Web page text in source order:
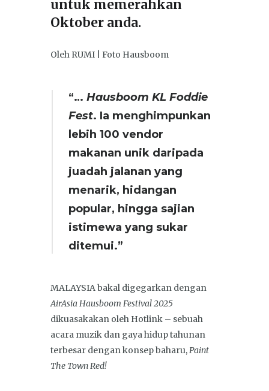
untuk memerahkan
Oktober anda.
Oleh RUMI | Foto Hausboom
“… Hausboom KL Foddie
Fest. Ia menghimpunkan
lebih 100 vendor
makanan unik daripada
juadah jalanan yang
menarik, hidangan
popular, hingga sajian
istimewa yang sukar
ditemui.”
MALAYSIA bakal digegarkan dengan
AirAsia Hausboom Festival 2025
dikuasakakan oleh Hotlink – sebuah
acara muzik dan gaya hidup tahunan
terbesar dengan konsep baharu,Paint
The Town Red!